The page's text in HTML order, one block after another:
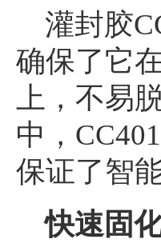
灌封胶
确保了它
上，不易
中，
保证了智
快速固